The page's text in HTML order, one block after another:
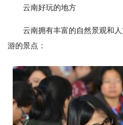
云南好玩的地方
云南拥有丰富的自然景观和
游的景点：